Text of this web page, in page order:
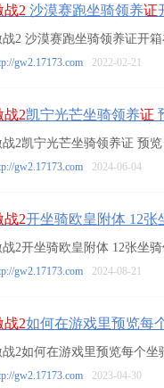
战2 沙漠赛跑坐骑领养证
战2 沙漠赛跑坐骑领养证开箱
gw2.17173.com 2022-02-21
战2凯宁光芒坐骑领养证
战2凯宁光芒坐骑领养证 预览
gw2.17173.com 2024-06-04
战2开坐骑欧皇附体 12张
战2开坐骑欧皇附体 12张坐
gw2.17173.com 2024-08-21
战2如何在游戏里预览每
战2如何在游戏里预览每个
gw2.17173.com 2023-04-30